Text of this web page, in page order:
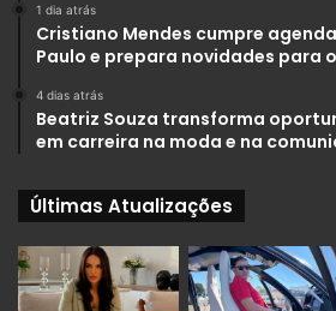
1 dia atrás
Cristiano Mendes cumpre
Paulo e prepara novidades para
4 dias atrás
Beatriz Souza transforma
em carreira na moda e na
Últimas Atualizações